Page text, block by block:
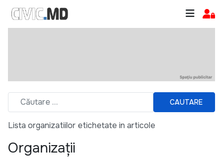
CAUTARE
Lista organizatiilor etichetate in articole
Organizații